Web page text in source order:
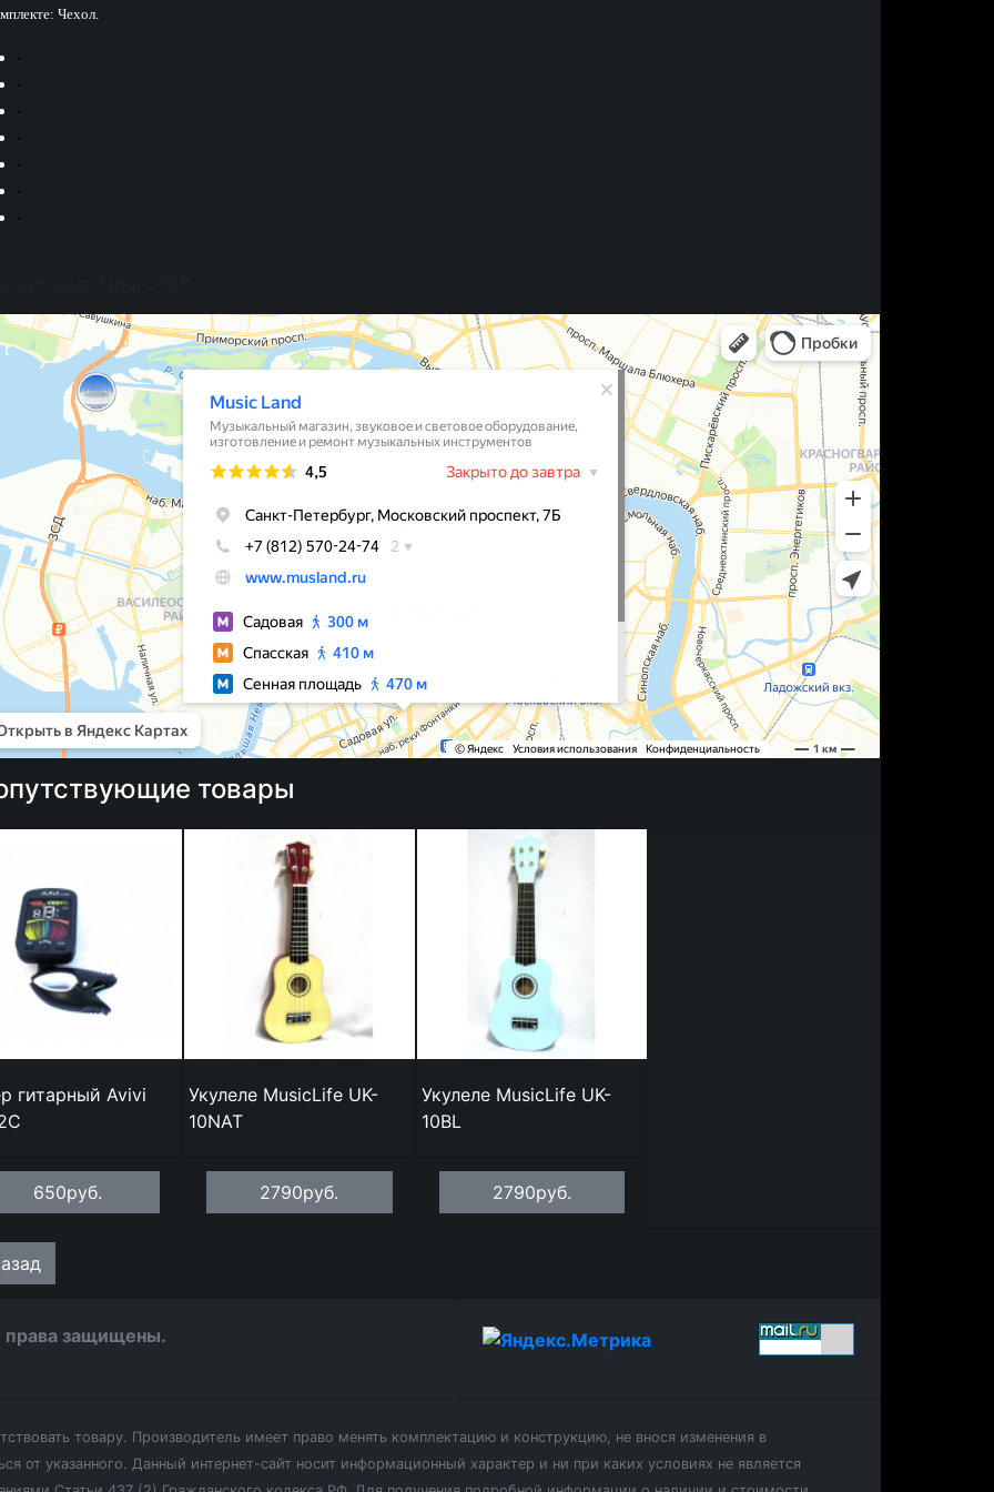
Чехол.
товары
гитарный Avivi
650руб.
Укулеле MusicLife UK-
10NAT
2790руб.
Укулеле MusicLife UK-
10BL
2790руб.
права защищены.
товару. Производитель имеет право менять комплектацию и конструкцию, не внося изменения в
от указанного. Данный интернет-сайт носит информационный характер и ни при каких условиях не является